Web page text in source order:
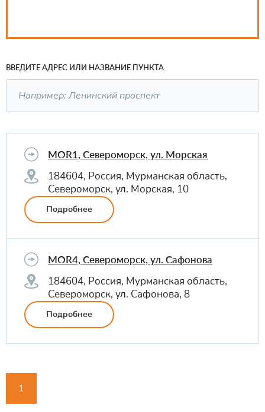
ВВЕДИТЕ АДРЕС ИЛИ НАЗВАНИЕ ПУНКТА
MOR1, Североморск, ул. Морская
184604, Россия, Мурманская область,
Североморск, ул. Морская, 10
Подробнее
MOR4, Североморск, ул. Сафонова
184604, Россия, Мурманская область,
Североморск, ул. Сафонова, 8
Подробнее
1